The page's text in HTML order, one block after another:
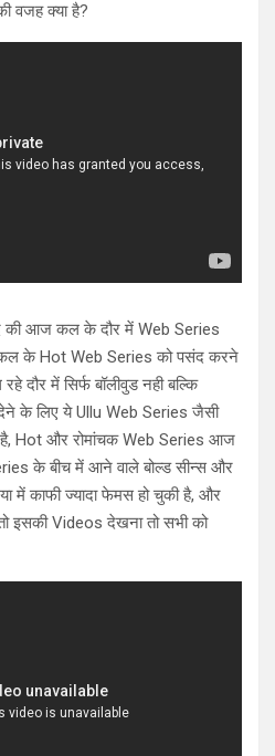
वजह क्या है?
की आज कल के दौर में Web Series
के Hot Web Series को पसंद करने
में सिर्फ बॉलीवुड नही बल्कि
के लिए ये Ullu Web Series जैसी
है, Hot और रोमांचक Web Series आज
के बीच में आने वाले बोल्ड सीन्स और
में काफी ज्यादा फेमस हो चुकी है, और
इसकी Videos देखना तो सभी को